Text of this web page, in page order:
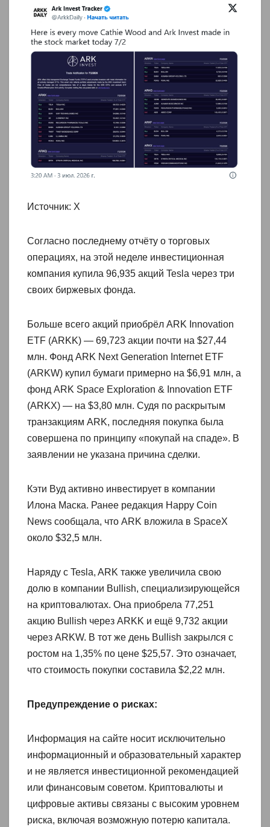
Источник: Х
Согласно последнему отчёту о торговых
операциях, на этой неделе инвестиционная
компания купила 96,935 акций Tesla через три
своих биржевых фонда.
Больше всего акций приобрёл ARK Innovation
ETF (ARKK) — 69,723 акции почти на $27,44
млн. Фонд ARK Next Generation Internet ETF
(ARKW) купил бумаги примерно на $6,91 млн, а
фонд ARK Space Exploration & Innovation ETF
(ARKX) — на $3,80 млн. Судя по раскрытым
транзакциям ARK, последняя покупка была
совершена по принципу «покупай на спаде». В
заявлении не указана причина сделки.
Кэти Вуд активно инвестирует в компании
Илона Маска. Ранее редакция Happy Coin
News сообщала, что ARK вложила в SpaceX
около $32,5 млн.
Наряду с Tesla, ARK также увеличила свою
долю в компании Bullish, специализирующейся
на криптовалютах. Она приобрела 77,251
акцию Bullish через ARKK и ещё 9,732 акции
через ARKW. В тот же день Bullish закрылся с
ростом на 1,35% по цене $25,57. Это означает,
что стоимость покупки составила $2,22 млн.
Предупреждение о рисках:
Информация на сайте носит исключительно
информационный и образовательный характер
и не является инвестиционной рекомендацией
или финансовым советом. Криптовалюты и
цифровые активы связаны с высоким уровнем
риска, включая возможную потерю капитала.